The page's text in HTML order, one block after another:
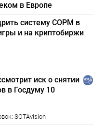
в Европе
систему СОРМ в
и на криптобиржи